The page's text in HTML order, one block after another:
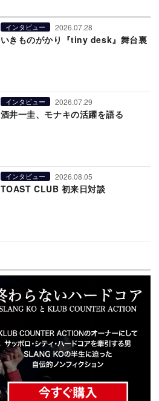
インタビュー 2026.07.28
いきものがかり『tiny desk』舞台裏
インタビュー 2026.07.29
酒井一圭、モナキの活躍を語る
インタビュー 2026.08.05
TOAST CLUB 初来日対談